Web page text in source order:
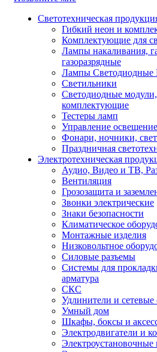
Светотехническая
Гибкий неон и
Комплектующие для
Лампы накаливания,
газоразрядные
Лампы Светодиодные
Светильники
Светодиодные
комплектующие
Тестеры ламп
Управление
Фонари, ночники,
Праздничная
Электротехническая
Аудио, Видео и ТВ,
Вентиляция
Грозозащита и
Звонки электрические
Знаки безопасности
Климатическое
Монтажные изделия
Низковольтное
Силовые разъемы
Системы для
арматура
СКС
Удлинители и
Умный дом
Шкафы, боксы и
Электродвигатели и
Электроустановочные